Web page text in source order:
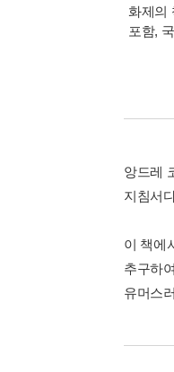
화제의
포함,
앙드레
지침서
이 책에
추구하
유머스